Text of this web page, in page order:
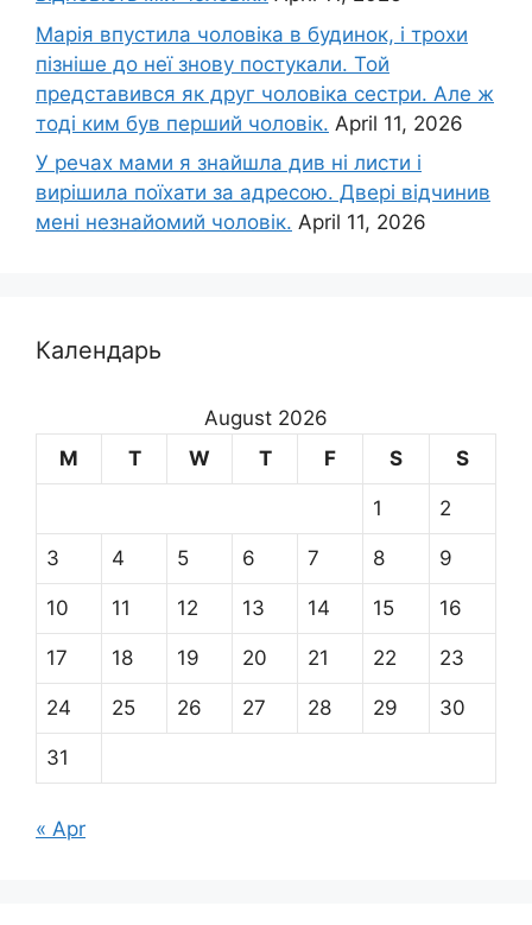
Марія впустила чоловіка в будинок, і трохи
пізніше до неї знову постукали. Той
представився як друг чоловіка сестри. Але ж
тоді ким був перший чоловік. April 11, 2026
У речах мами я знайшла див ні листи і
вирішила поїхати за адресою. Двері відчинив
мені незнайомий чоловік. April 11, 2026
Календарь
August 2026
M
T W T F S S
1 2
3 4 5 6 7 8 9
10 11 12 13 14 15 16
17 18 19 20 21 22 23
24 25 26 27 28 29 30
31
« Apr